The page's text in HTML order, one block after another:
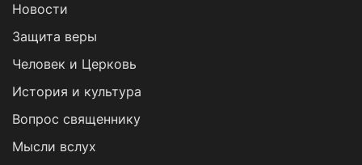
Новости
Защита веры
Человек и Церковь
История и культура
Вопрос священнику
Мысли вслух